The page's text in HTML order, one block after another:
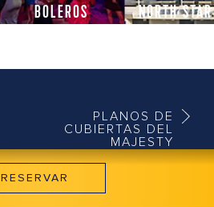
BOLEROS NORTH
PLANOS DE
CUBIERTAS DEL
MAJESTY
RESERVAR